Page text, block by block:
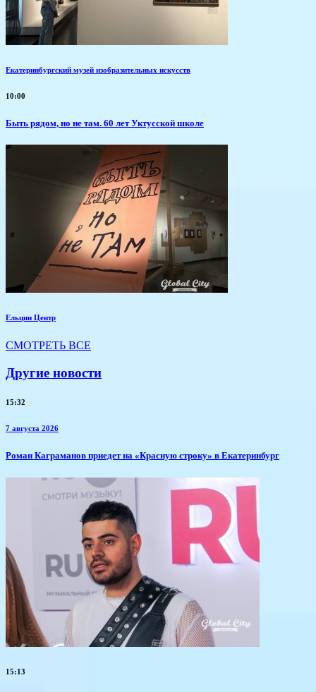
Екатеринбургский музей изобразительных искусств
10:00
Быть рядом, но не там. 60 лет Уктусской школе
Ельцин Центр
СМОТРЕТЬ ВСЕ
Другие новости
15:32
7 августа 2026
​Роман Каграманов приедет на «Красную строку» в Екатеринбург
15:13